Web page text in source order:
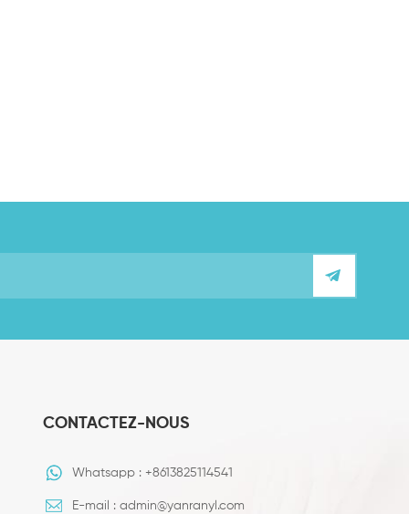
CONTACTEZ-NOUS
Whatsapp : +8613825114541
E-mail : admin@yanranyl.com